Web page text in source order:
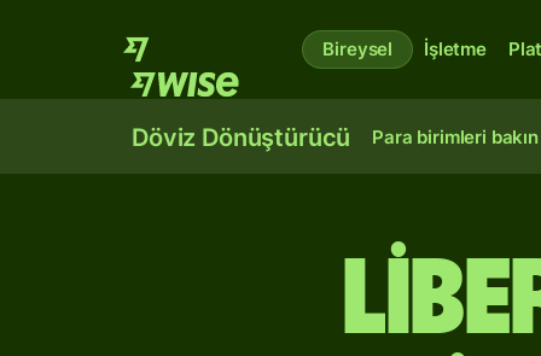
Bireysel İşletme
Döviz Dönüştürücü Para birimleri bakın